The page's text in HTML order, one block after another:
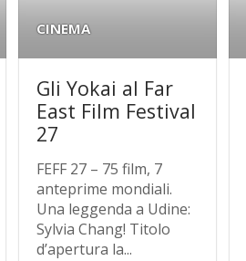
CINEMA
Gli Yokai al Far
East Film Festival
27
FEFF 27 – 75 film, 7
anteprime mondiali.
Una leggenda a Udine:
Sylvia Chang! Titolo
d’apertura la...